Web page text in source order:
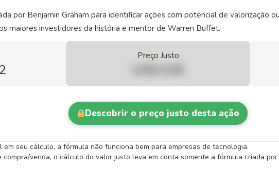
por Benjamin Graham para identificar ações com potencial de valorização
maiores investidores da história e mentor de Warren Buffet.
Preço Justo
Descobrir o preço justo desta ação
seu cálculo, a fórmula não funciona bem para empresas de tecnologia.
compra/venda, o cálculo do valor justo leva em conta somente a fórmula criada